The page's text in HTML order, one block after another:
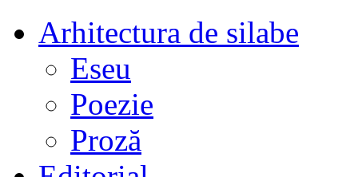
Arhitectura de silabe
Eseu
Poezie
Proză